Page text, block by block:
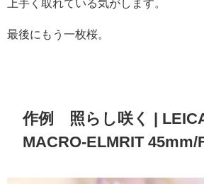
上手く取れている気がします。
最後にもう一枚桜。
作例 照らし咲く |
MACRO-ELMRIT 45mm/